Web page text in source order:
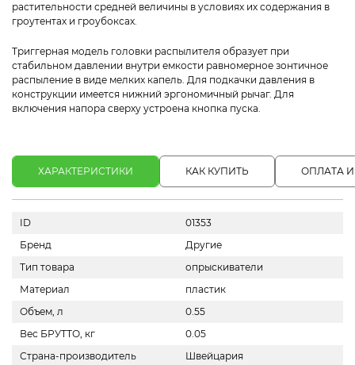
растительности средней величины в условиях их содержания в
гроутентах и гроубоксах.
Триггерная модель головки распылителя образует при
стабильном давлении внутри емкости равномерное зонтичное
распыление в виде мелких капель. Для подкачки давления в
конструкции имеется нижний эргономичный рычаг. Для
включения напора сверху устроена кнопка пуска.
ХАРАКТЕРИСТИКИ КАК КУПИТЬ ОПЛАТА
ID
01353
Бренд
Другие
Тип товара
опрыскиватели
Материал
пластик
Объем, л
0.55
Вес БРУТТО, кг
0.05
Страна-производитель
Швейцария